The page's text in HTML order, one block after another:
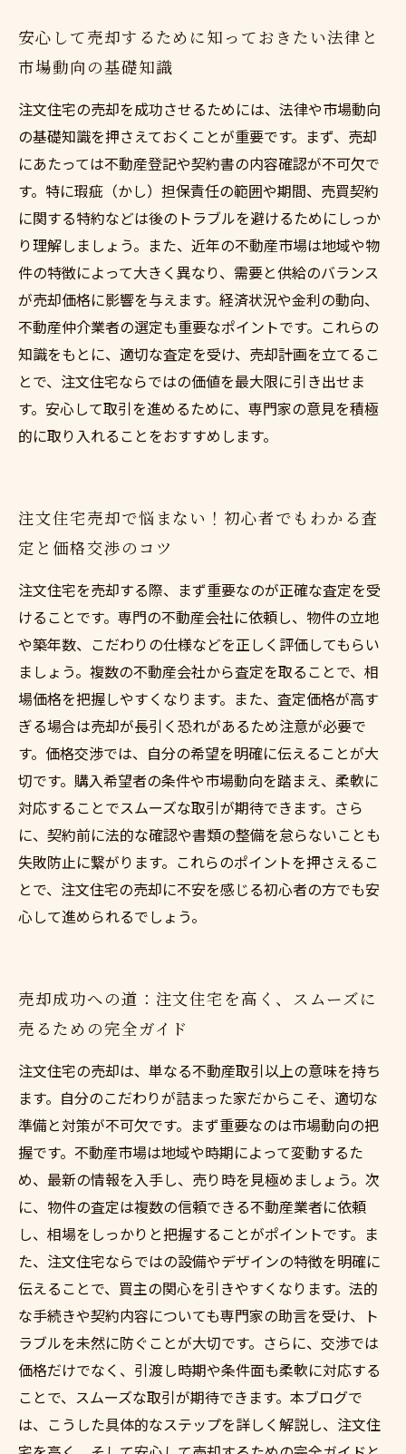
安心して売却するために知っておきたい法律と
市場動向の基礎知識
注文住宅の売却を成功させるためには、法律や市場動向
の基礎知識を押さえておくことが重要です。まず、売却
にあたっては不動産登記や契約書の内容確認が不可欠で
す。特に瑕疵（かし）担保責任の範囲や期間、売買契約
に関する特約などは後のトラブルを避けるためにしっか
り理解しましょう。また、近年の不動産市場は地域や物
件の特徴によって大きく異なり、需要と供給のバランス
が売却価格に影響を与えます。経済状況や金利の動向、
不動産仲介業者の選定も重要なポイントです。これらの
知識をもとに、適切な査定を受け、売却計画を立てるこ
とで、注文住宅ならではの価値を最大限に引き出せま
す。安心して取引を進めるために、専門家の意見を積極
的に取り入れることをおすすめします。
注文住宅売却で悩まない！初心者でもわかる査
定と価格交渉のコツ
注文住宅を売却する際、まず重要なのが正確な査定を受
けることです。専門の不動産会社に依頼し、物件の立地
や築年数、こだわりの仕様などを正しく評価してもらい
ましょう。複数の不動産会社から査定を取ることで、相
場価格を把握しやすくなります。また、査定価格が高す
ぎる場合は売却が長引く恐れがあるため注意が必要で
す。価格交渉では、自分の希望を明確に伝えることが大
切です。購入希望者の条件や市場動向を踏まえ、柔軟に
対応することでスムーズな取引が期待できます。さら
に、契約前に法的な確認や書類の整備を怠らないことも
失敗防止に繋がります。これらのポイントを押さえるこ
とで、注文住宅の売却に不安を感じる初心者の方でも安
心して進められるでしょう。
売却成功への道：注文住宅を高く、スムーズに
売るための完全ガイド
注文住宅の売却は、単なる不動産取引以上の意味を持ち
ます。自分のこだわりが詰まった家だからこそ、適切な
準備と対策が不可欠です。まず重要なのは市場動向の把
握です。不動産市場は地域や時期によって変動するた
め、最新の情報を入手し、売り時を見極めましょう。次
に、物件の査定は複数の信頼できる不動産業者に依頼
し、相場をしっかりと把握することがポイントです。ま
た、注文住宅ならではの設備やデザインの特徴を明確に
伝えることで、買主の関心を引きやすくなります。法的
な手続きや契約内容についても専門家の助言を受け、ト
ラブルを未然に防ぐことが大切です。さらに、交渉では
価格だけでなく、引渡し時期や条件面も柔軟に対応する
ことで、スムーズな取引が期待できます。本ブログで
は、こうした具体的なステップを詳しく解説し、注文住